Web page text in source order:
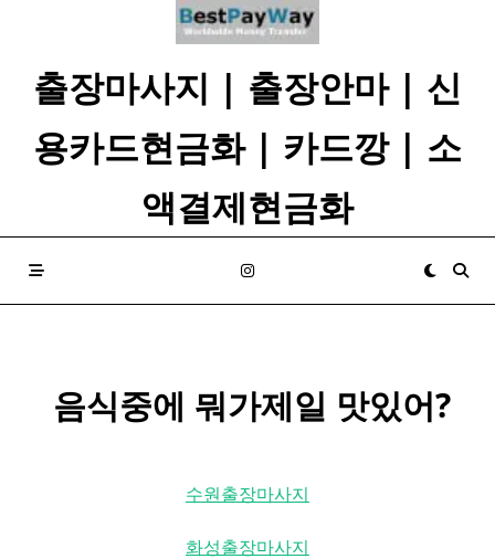
출장마사지 | 출장안마 | 신
용카드현금화 | 카드깡 | 소
액결제현금화
​ ​ 음식중에 뭐가제일 맛있어? ​
수원출장마사지
화성출장마사지